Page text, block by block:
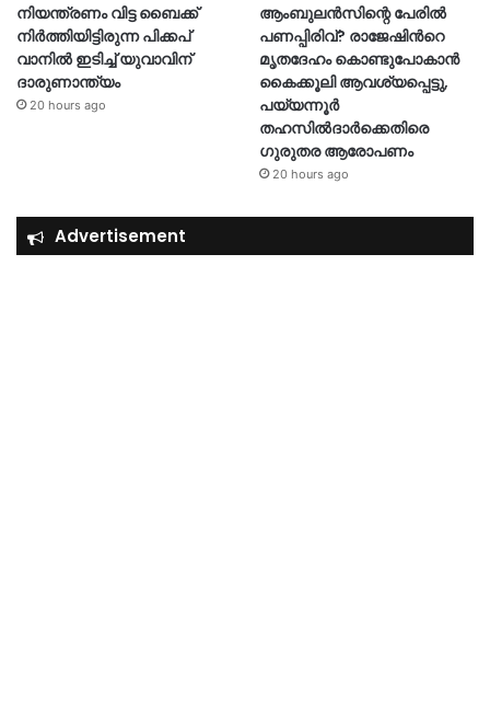
നിയന്ത്രണം വിട്ട ബൈക്ക്
നിർത്തിയിട്ടിരുന്ന പിക്കപ്
വാനിൽ ഇടിച്ച് യുവാവിന്
ദാരുണാന്ത്യം
20 hours ago
ആംബുലൻസിന്റെ പേരിൽ
പണപ്പിരിവ്? രാജേഷിന്‍റെ
മൃതദേഹം കൊണ്ടുപോകാൻ
കൈക്കൂലി ആവശ്യപ്പെട്ടു,
പയ്യന്നൂർ
തഹസിൽദാർക്കെതിരെ
ഗുരുതര ആരോപണം
20 hours ago
Advertisement